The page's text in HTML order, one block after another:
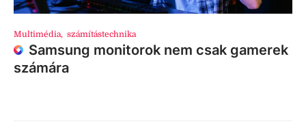
Multimédia, számítástechnika
Samsung monitorok nem csak gamerek
számára